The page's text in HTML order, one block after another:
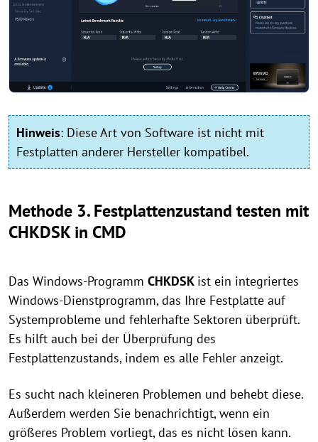
Hinweis: Diese Art von Software ist nicht mit
Festplatten anderer Hersteller kompatibel.
Methode 3. Festplattenzustand testen mit
CHKDSK in CMD
Das Windows-Programm CHKDSK ist ein integriertes
Windows-Dienstprogramm, das Ihre Festplatte auf
Systemprobleme und fehlerhafte Sektoren überprüft.
Es hilft auch bei der Überprüfung des
Festplattenzustands, indem es alle Fehler anzeigt.
Es sucht nach kleineren Problemen und behebt diese.
Außerdem werden Sie benachrichtigt, wenn ein
größeres Problem vorliegt, das es nicht lösen kann.